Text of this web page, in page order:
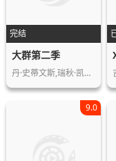
完结
大群第二季
丹·史蒂文斯,瑞秋·凯勒,奥布瑞·普拉…
9.0